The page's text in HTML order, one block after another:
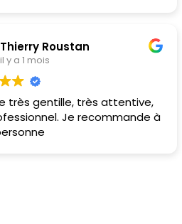
Thierry Roustan
il y a 1 mois
très gentille, très attentive,
Je recommande à